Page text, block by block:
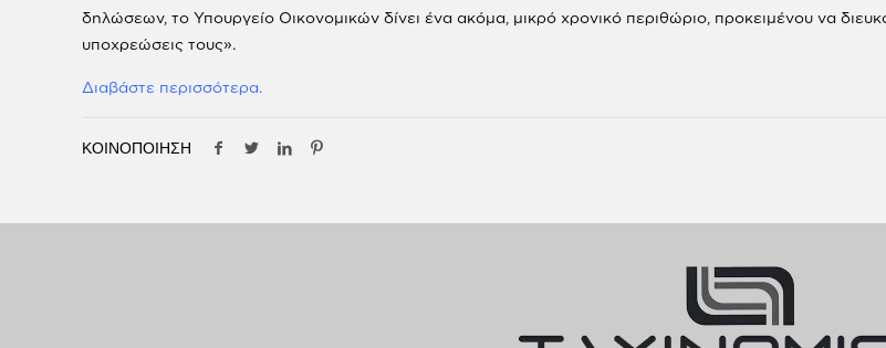
δηλώσεων, το Υπουργείο Οικονομικών δίνει ένα ακόμα, μικρό χρονικό περιθώριο, προκειμένου να
υποχρεώσεις τους».
Διαβάστε περισσότερα.
ΚΟΙΝΟΠΟΙΗΣΗ